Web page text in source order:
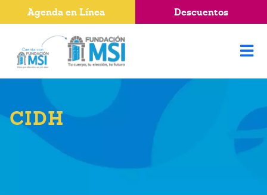
CIDH
Agenda en Línea Descuentos